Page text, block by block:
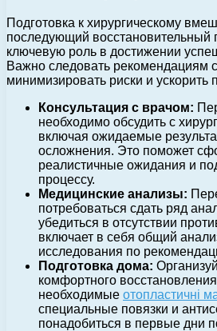
Подготовка к хирургическому
последующий восстановительный
ключевую роль в достижении
Важно следовать рекомендациям
минимизировать риски и ускорить
Консультация с врачом:
необходимо обсудить с
включая ожидаемые
осложнения. Это поможет
реалистичные ожидания и
процессу.
Медицинские анализы:
потребоваться сдать ряд
убедиться в отсутствии
включает в себя общий
исследования по
Подготовка дома:
комфортного
необходимые отопластичні
специальные повязки и
понадобиться в первые дни